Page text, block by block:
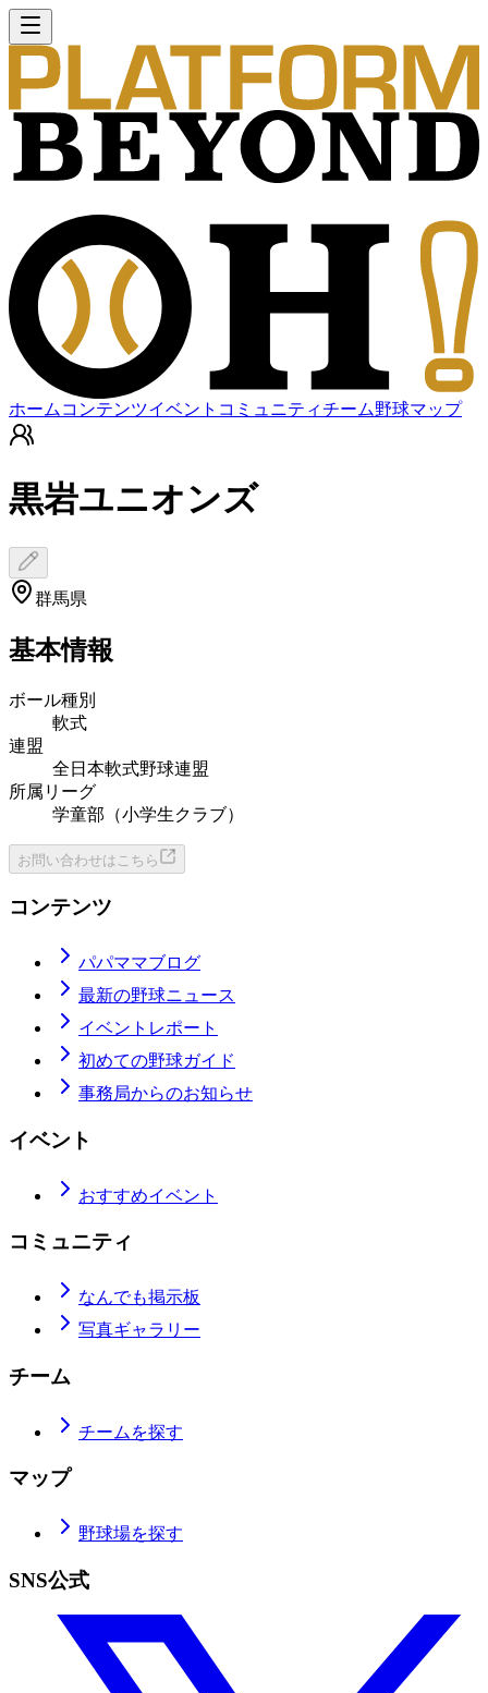
ホーム コンテンツイベント コミュニティチーム野球マップ
黒岩ユニオンズ
群馬県
基本情報
ボール種別
軟式
連盟
全日本軟式野球連盟
所属リーグ
学童部（小学生クラブ）
お問い合わせはこちら
コンテンツ
パパママブログ
最新の野球ニュース
イベントレポート
初めての野球ガイド
事務局からのお知らせ
イベント
おすすめイベント
コミュニティ
なんでも掲示板
写真ギャラリー
チーム
チームを探す
マップ
野球場を探す
SNS公式